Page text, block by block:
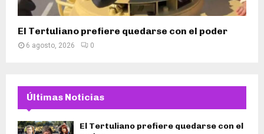
El Tertuliano prefiere quedarse con el poder
6 agosto, 2026 0
Últimas Noticias
El Tertuliano prefiere quedarse con el